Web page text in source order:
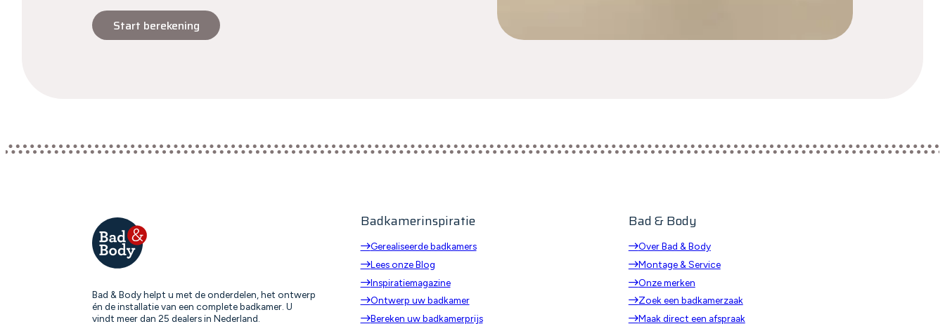
Start berekening
Bad & Body helpt u met de onderdelen, het ontwerp
én de installatie van een complete badkamer. U
vindt meer dan 25 dealers in Nederland.
Badkamerinspiratie
Gerealiseerde badkamers
Lees onze Blog
Inspiratiemagazine
Ontwerp uw badkamer
Bereken uw badkamerprijs
Bad & Body
Over Bad & Body
Montage & Service
Onze merken
Zoek een badkamerzaak
Maak direct een afspraak